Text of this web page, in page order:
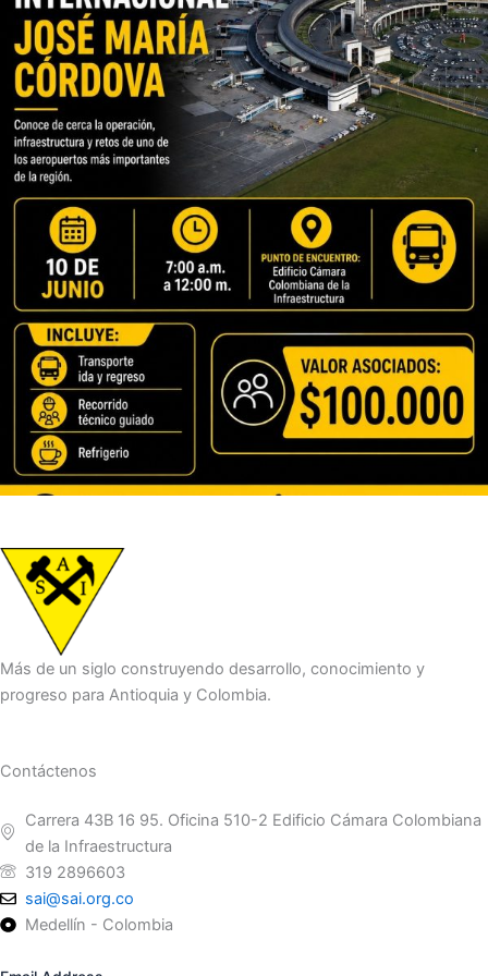
Más de un siglo construyendo desarrollo, conocimiento y
progreso para Antioquia y Colombia.
Contáctenos
Carrera 43B 16 95. Oficina 510-2 Edificio Cámara Colombiana
de la Infraestructura
319 2896603
sai@sai.org.co
Medellín - Colombia